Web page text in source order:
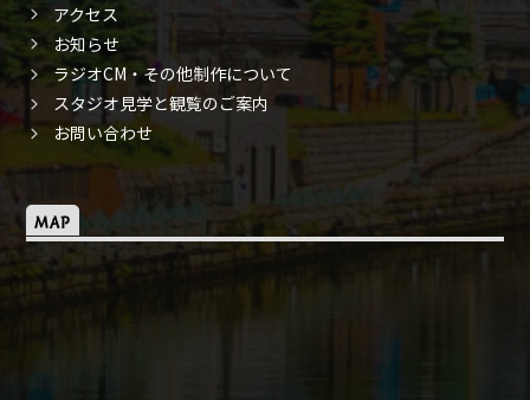
アクセス
お知らせ
ラジオCM・その他制作について
スタジオ見学と観覧のご案内
お問い合わせ
MAP